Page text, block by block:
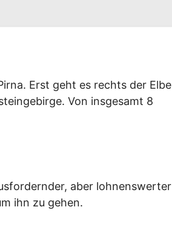
Erst geht es rechts der Elbe
Von insgesamt 8
aber lohnenswerter
ihn zu gehen.